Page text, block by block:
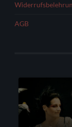
AGB